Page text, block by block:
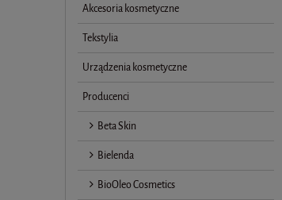
Akcesoria kosmetyczne
Tekstylia
Urządzenia kosmetyczne
Producenci
Beta Skin
Bielenda
BioOleo Cosmetics